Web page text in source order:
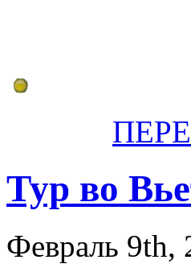
Тур во
Февраль 9th,